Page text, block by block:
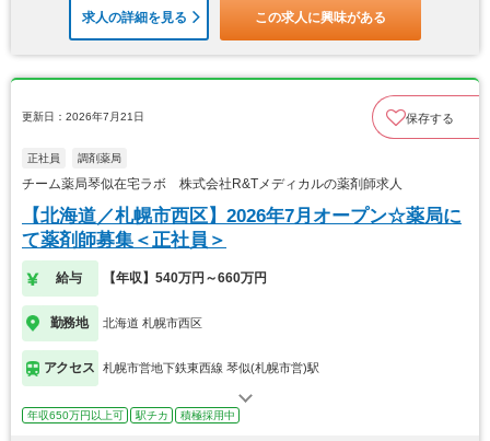
求人の詳細を見る この求人に興味がある
更新日：2026年7月21日 保存する
正社員 調剤薬局
チーム薬局琴似在宅ラボ 株式会社R&Tメディカルの薬剤師求人
【北海道／札幌市西区】2026年7月オープン☆薬局に
て薬剤師募集＜正社員＞
給与 【年収】540万円～660万円
勤務地 北海道 札幌市西区
アクセス 札幌市営地下鉄東西線 琴似(札幌市営)駅
年収650万円以上可 駅チカ 積極採用中